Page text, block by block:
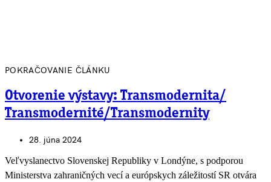
POKRAČOVANIE ČLÁNKU
Otvorenie výstavy: Transmodernita/
Transmodernité/Transmodernity
28. júna 2024
Veľvyslanectvo Slovenskej Republiky v Londýne, s podporou
Ministerstva zahraničných vecí a európskych záležitostí SR otvára